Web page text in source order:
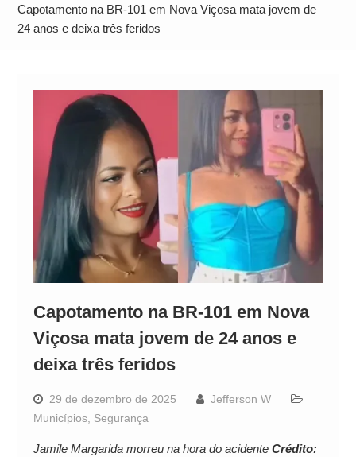
Neymar Chama Santos de “Esquisito” após
Vazamentos e Expõe Dívida de R$ 80 Milhões
Capotamento na BR-101 em Nova Viçosa mata jovem de
24 anos e deixa três feridos
Capotamento na BR-101 em Nova
Viçosa mata jovem de 24 anos e
deixa três feridos
29 de dezembro de 2025
Jefferson W
Municípios, Segurança
Jamile Margarida morreu na hora do acidente Crédito: